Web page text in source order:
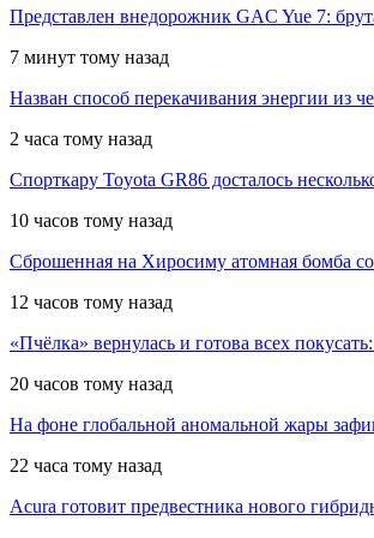
Представлен внедорожник GAC Yue 7:
7 минут тому назад
Назван способ перекачивания энергии
2 часа тому назад
Спорткару Toyota GR86 досталось
10 часов тому назад
Сброшенная на Хиросиму атомная бомба
12 часов тому назад
«Пчёлка» вернулась и готова всех
20 часов тому назад
На фоне глобальной аномальной жары
22 часа тому назад
Acura готовит предвестника нового